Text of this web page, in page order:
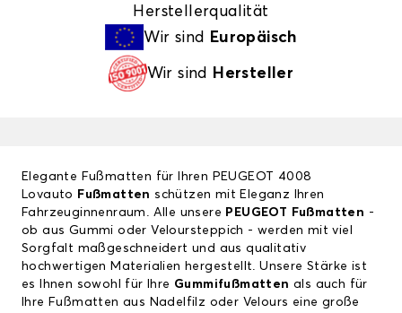
Herstellerqualität
Wir sind
Europäisch
Wir sind Hersteller
Elegante Fußmatten für Ihren PEUGEOT 4008
Lovauto Fußmatten schützen mit Eleganz Ihren
Fahrzeuginnenraum. Alle unsere PEUGEOT Fußmatten -
ob aus Gummi oder Veloursteppich - werden mit viel
Sorgfalt maßgeschneidert und aus qualitativ
hochwertigen Materialien hergestellt. Unsere Stärke ist
es Ihnen sowohl für Ihre Gummifußmatten als auch für
Ihre Fußmatten aus Nadelfilz oder Velours eine große